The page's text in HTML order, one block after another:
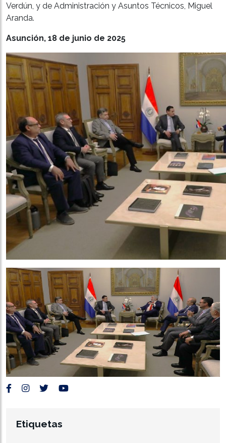
Verdún, y de Administración y Asuntos Técnicos, Miguel
Aranda.
Asunción, 18 de junio de 2025
Etiquetas